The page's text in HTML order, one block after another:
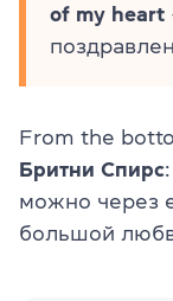
of my heart
From the
Бритни Спирс
можно через
большой